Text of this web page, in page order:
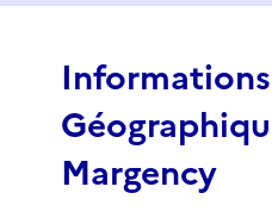
f
Informations
Margency